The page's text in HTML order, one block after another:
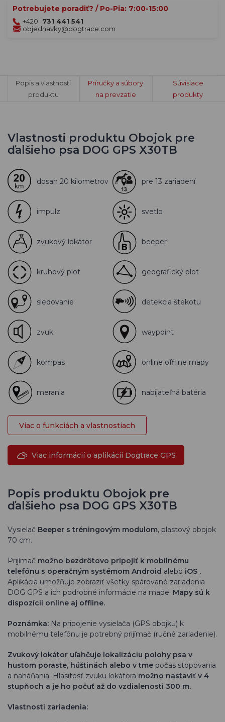
Potrebujete poradiť? / Po-Pia: 7:00-15:00
+420
731 441 541
objednavky@dogtrace.com
Popis a vlastnosti
produktu
Príručky a súbory
na prevzatie
Súvisiace
produkty
Vlastnosti produktu Obojok pre
ďalšieho psa DOG GPS X30TB
dosah 20 kilometrov pre 13 zariadení
impulz svetlo
zvukový lokátor beeper
kruhový plot geografický plot
sledovanie detekcia štekotu
zvuk waypoint
kompas online offline mapy
merania nabíjateľná batéria
Viac o funkciách a vlastnostiach
Viac informácií o aplikácii Dogtrace GPS
Popis produktu Obojok pre
ďalšieho psa DOG GPS X30TB
Vysielač Beeper s tréningovým modulom, plastový obojok
70 cm.
Prijímač možno bezdrôtovo pripojiť k mobilnému
telefónu s operačným systémom Android alebo iOS .
Aplikácia umožňuje zobraziť všetky spárované zariadenia
DOG GPS a ich podrobné informácie na mape. Mapy sú k
dispozícii online aj offline.
Poznámka: Na pripojenie vysielača (GPS obojku) k
mobilnému telefónu je potrebný prijímač (ručné zariadenie).
Zvukový lokátor uľahčuje lokalizáciu polohy psa v
hustom poraste, húštinách alebo v tme počas stopovania
a naháňania. Hlasitosť zvuku lokátora možno nastaviť v 4
stupňoch a je ho počuť až do vzdialenosti 300 m.
Vlastnosti zariadenia: